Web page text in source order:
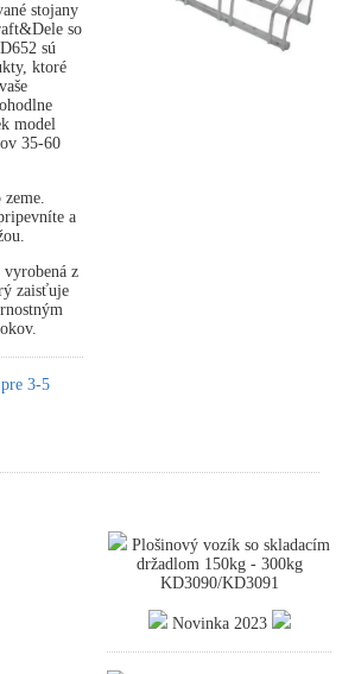
stojany
so
sú
ktoré
model
35-60
a
z
zaisťuje
3-5
Plošinový vozík so skladacím
držadlom 150kg - 300kg
KD3090/KD3091
Novinka 2023